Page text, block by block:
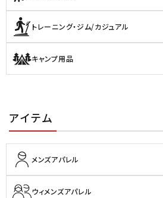
トレーニング・ジム/カジュアル
キャンプ用品
アイテム
メンズアパレル
ウィメンズアパレル